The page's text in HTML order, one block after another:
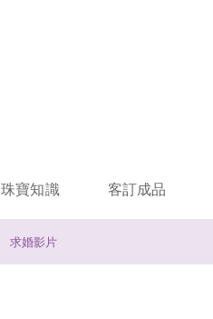
珠寶知識 客訂成品
求婚影片